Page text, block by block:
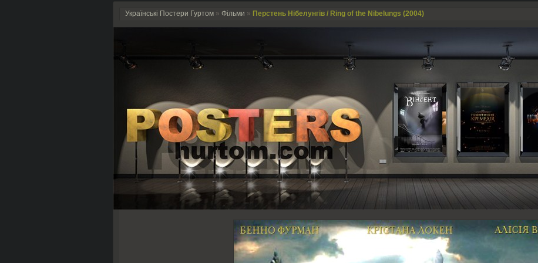
Українські Постери Гуртом » Фільми » Перстень Нібелунгів / Ring of the Nibelungs (2004)